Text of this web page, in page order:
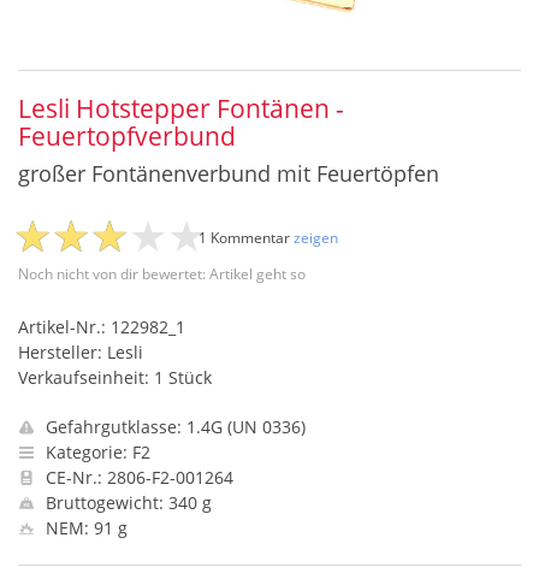
Lesli Hotstepper Fontänen -
Feuertopfverbund
großer Fontänenverbund mit Feuertöpfen
Noch nicht von dir bewertet: Artikel geht so
1 Kommentarzeigen
Artikel-Nr.: 122982_1
Hersteller: Lesli
Verkaufseinheit: 1 Stück
Gefahrgutklasse: 1.4G (UN 0336)
Kategorie: F2
CE-Nr.: 2806-F2-001264
Bruttogewicht: 340 g
NEM: 91 g